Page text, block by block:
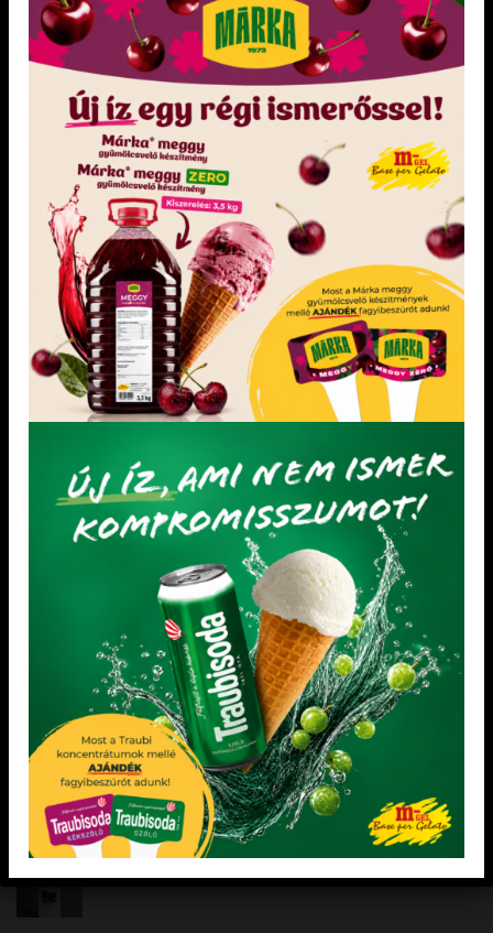
KÉSZÍTMÉNY 6
kg
termék megjelenítése oldalanként
LEGÚJABB TERMÉKEK
Pirosalma gyümölcsvelő készítmény 3,5 kg
„Mentes” semleges alap hozzáadott cukor nélkül
„Minden mentes” Joghurt ízű fagylalt alap
„Minden mentes” Gyümölcsfagylalt alap
édesítőszerekkel
AKCIÓS TERMÉKEK
Izomalt 1 kg
MOGYORÓ ÖNTET 1 kg